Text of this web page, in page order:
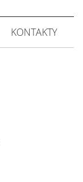
KONTAKTY